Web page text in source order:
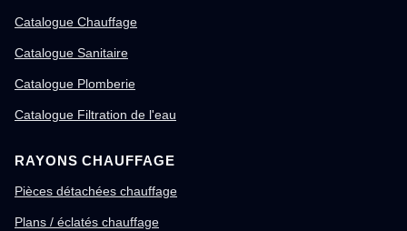
Catalogue Chauffage
Catalogue Sanitaire
Catalogue Plomberie
Catalogue Filtration de l'eau
RAYONS CHAUFFAGE
Pièces détachées chauffage
Plans / éclatés chauffage